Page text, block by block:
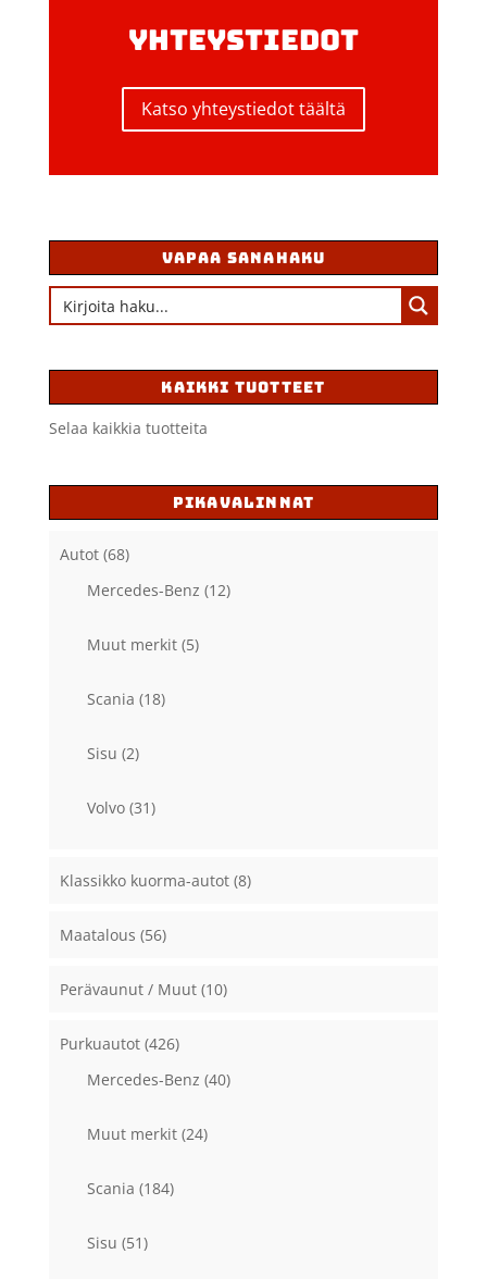
YHTEYSTIEDOT
Katso yhteystiedot täältä
VAPAA SANAHAKU
KAIKKI TUOTTEET
Selaa kaikkia tuotteita
PIKAVALINNAT
Autot (68)
Mercedes-Benz (12)
Muut merkit (5)
Scania (18)
Sisu (2)
Volvo (31)
Klassikko kuorma-autot (8)
Maatalous (56)
Perävaunut / Muut (10)
Purkuautot (426)
Mercedes-Benz (40)
Muut merkit (24)
Scania (184)
Sisu (51)